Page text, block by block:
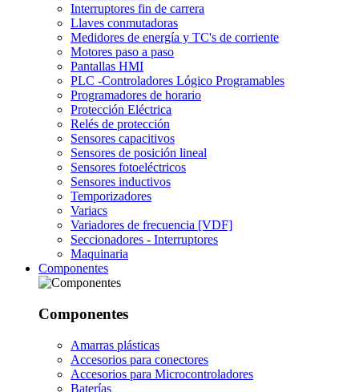
Interruptores fin de carrera
Llaves conmutadoras
Medidores de energía y TC's de corriente
Motores paso a paso
Pantallas HMI
PLC -Controladores Lógico Programables
Programadores de horario
Protección Eléctrica
Relés de protección
Sensores capacitivos
Sensores de posición lineal
Sensores fotoeléctricos
Sensores inductivos
Temporizadores
Variacs
Variadores de frecuencia [VDF]
Seccionadores - Interruptores
Maquinaria
Componentes
Componentes
Amarras plásticas
Accesorios para conectores
Accesorios para Microcontroladores
Baterías